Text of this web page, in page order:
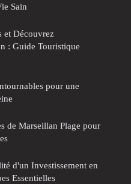
Sain
et Découvrez
: Guide Touristique
pour une
de Marseillan Plage pour
d'un Investissement en
Essentielles